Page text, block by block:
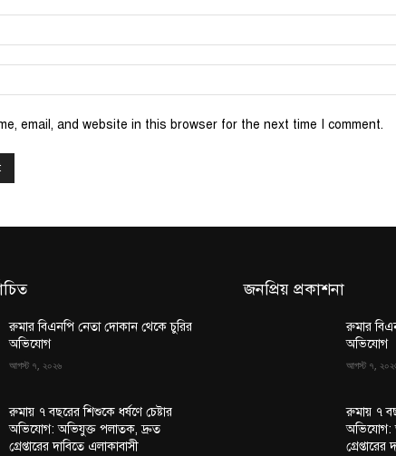
email, and website in this browser for the next time I comment.
রুমার বিএনপি নেতা দোকান থেকে চুরির
অভিযোগ
আগস্ট ৭, ২০২৬
রুমায় ৭ বছরের শিশুকে ধর্ষণে চেষ্টার
অভিযোগ: অভিযুক্ত পলাতক, দ্রুত
গ্রেপ্তারের দাবিতে এলাকাবাসী
জনপ্রিয় প্রকাশনা
রুমার
অভিযোগ
আগস্ট ৭,
রুমায় ৭
অভিযোগ: